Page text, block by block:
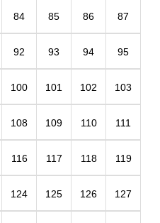
84 85 86 87
92 93 94 95
100 101 102 103
108 109 110 111
116 117 118 119
124 125 126 127